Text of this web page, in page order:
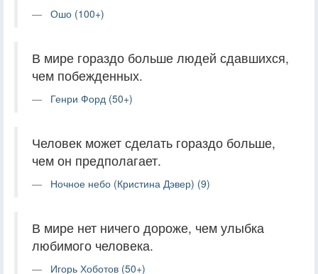
Ошо (100+)
В мире гораздо больше людей сдавшихся,
чем побежденных.
Генри Форд (50+)
Человек может сделать гораздо больше,
чем он предполагает.
Ночное небо (Кристина Дэвер) (9)
В мире нет ничего дороже, чем улыбка
любимого человека.
Игорь Хоботов (50+)